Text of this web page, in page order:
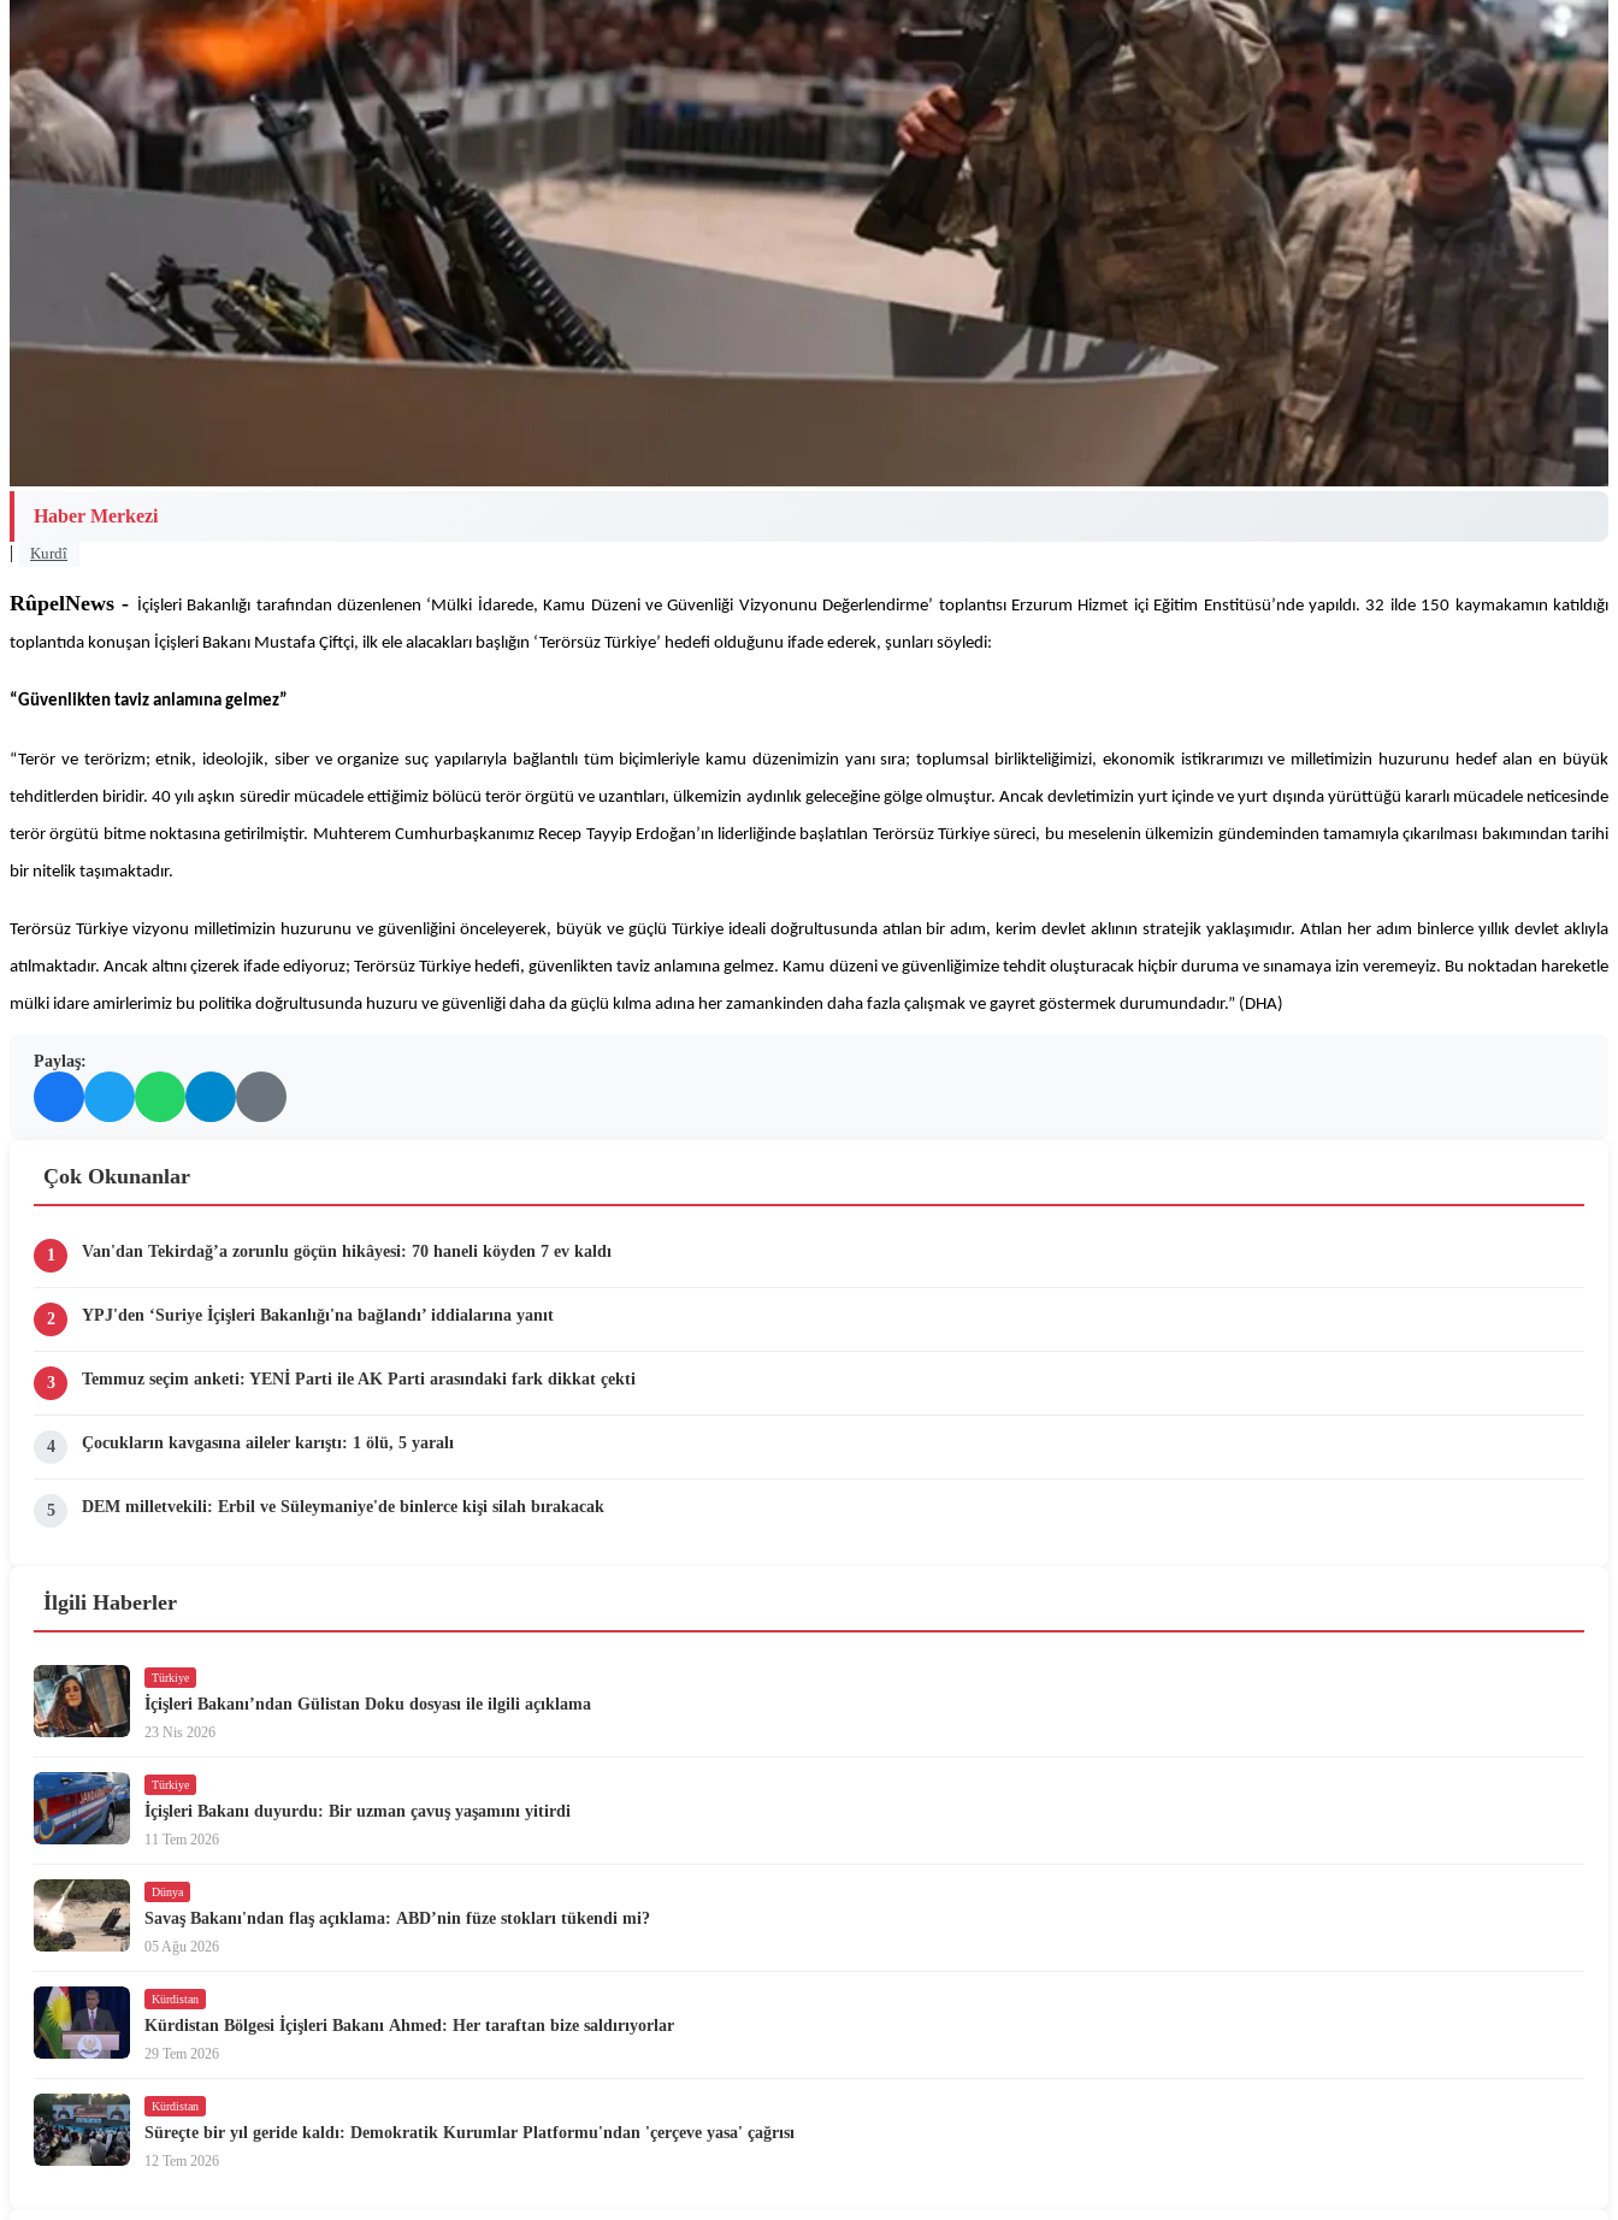
Haber Merkezi
|
Kurdî
RûpelNews - İçişleri Bakanlığı tarafından düzenlenen ‘Mülki İdarede, Kamu Düzeni ve Güvenliği Vizyonunu Değerlendirme’ toplantısı Erzurum Hizmet içi Eğitim Enstitüsü’nde yapıldı. 32 ilde 150 kaymakamın katıldığı
toplantıda konuşan İçişleri Bakanı Mustafa Çiftçi, ilk ele alacakları başlığın ‘Terörsüz Türkiye’ hedefi olduğunu ifade ederek, şunları söyledi:
“Güvenlikten taviz anlamına gelmez”
“Terör ve terörizm; etnik, ideolojik, siber ve organize suç yapılarıyla bağlantılı tüm biçimleriyle kamu düzenimizin yanı sıra; toplumsal birlikteliğimizi, ekonomik istikrarımızı ve milletimizin huzurunu hedef alan en büyük
tehditlerden biridir. 40 yılı aşkın süredir mücadele ettiğimiz bölücü terör örgütü ve uzantıları, ülkemizin aydınlık geleceğine gölge olmuştur. Ancak devletimizin yurt içinde ve yurt dışında yürüttüğü kararlı mücadele neticesinde
terör örgütü bitme noktasına getirilmiştir. Muhterem Cumhurbaşkanımız Recep Tayyip Erdoğan’ın liderliğinde başlatılan Terörsüz Türkiye süreci, bu meselenin ülkemizin gündeminden tamamıyla çıkarılması bakımından tarihi
bir nitelik taşımaktadır.
Terörsüz Türkiye vizyonu milletimizin huzurunu ve güvenliğini önceleyerek, büyük ve güçlü Türkiye ideali doğrultusunda atılan bir adım, kerim devlet aklının stratejik yaklaşımıdır. Atılan her adım binlerce yıllık devlet aklıyla
atılmaktadır. Ancak altını çizerek ifade ediyoruz; Terörsüz Türkiye hedefi, güvenlikten taviz anlamına gelmez. Kamu düzeni ve güvenliğimize tehdit oluşturacak hiçbir duruma ve sınamaya izin veremeyiz. Bu noktadan hareketle
mülki idare amirlerimiz bu politika doğrultusunda huzuru ve güvenliği daha da güçlü kılma adına her zamankinden daha fazla çalışmak ve gayret göstermek durumundadır.” (DHA)
Paylaş:
Çok Okunanlar
1 Van'dan Tekirdağ’a zorunlu göçün hikâyesi: 70 haneli köyden 7 ev kaldı
2 YPJ'den ‘Suriye İçişleri Bakanlığı'na bağlandı’ iddialarına yanıt
3 Temmuz seçim anketi: YENİ Parti ile AK Parti arasındaki fark dikkat çekti
4 Çocukların kavgasına aileler karıştı: 1 ölü, 5 yaralı
5 DEM milletvekili: Erbil ve Süleymaniye'de binlerce kişi silah bırakacak
İlgili Haberler
Türkiye
İçişleri Bakanı’ndan Gülistan Doku dosyası ile ilgili açıklama
23 Nis 2026
Türkiye
İçişleri Bakanı duyurdu: Bir uzman çavuş yaşamını yitirdi
11 Tem 2026
Dünya
Savaş Bakanı'ndan flaş açıklama: ABD’nin füze stokları tükendi mi?
05 Ağu 2026
Kürdistan
Kürdistan Bölgesi İçişleri Bakanı Ahmed: Her taraftan bize saldırıyorlar
29 Tem 2026
Kürdistan
Süreçte bir yıl geride kaldı: Demokratik Kurumlar Platformu'ndan 'çerçeve yasa' çağrısı
12 Tem 2026